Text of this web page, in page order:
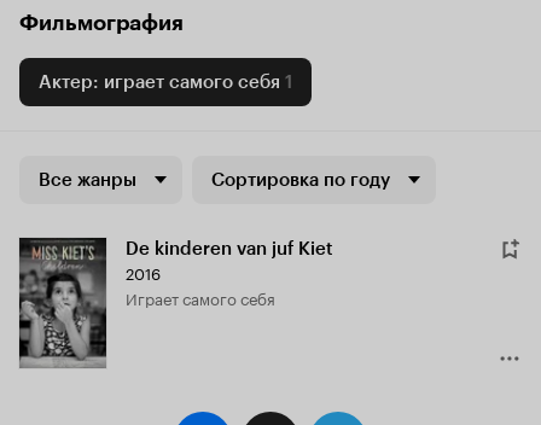
Фильмография
Актер: играет самого себя 1
Все жанры Сортировка по году
De kinderen van juf Kiet
2016
играет самого себя